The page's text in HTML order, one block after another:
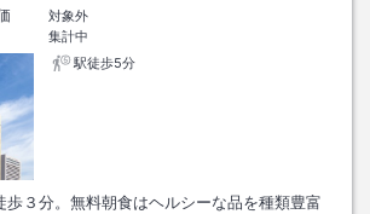
対象外
集計中
駅徒歩5分
歩３分。無料朝食はヘルシーな品を種類豊富